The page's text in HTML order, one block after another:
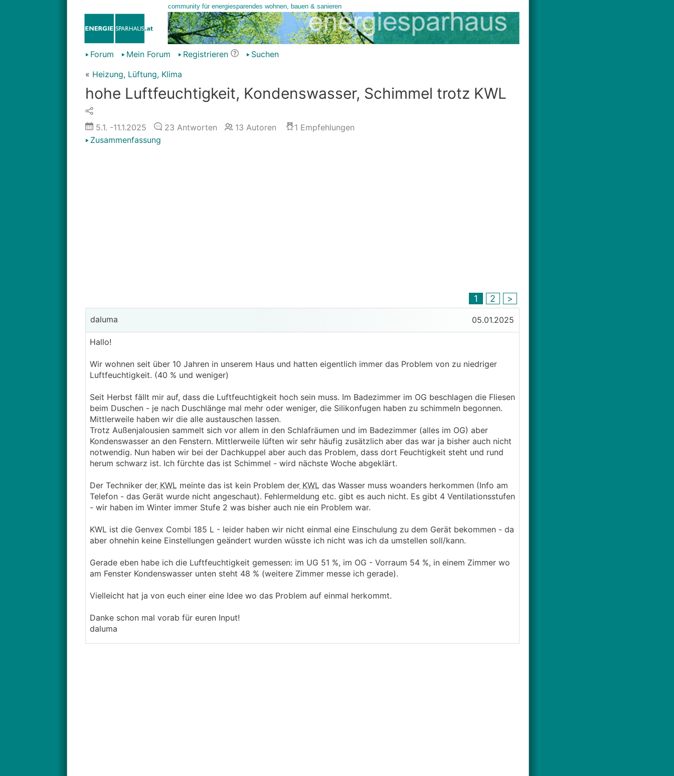
Forum Mein Forum Registrieren
Suchen
« Heizung, Lüftung, Klima
hohe Luftfeuchtigkeit, Kondenswasser, Schimmel trotz KWL
5.1. -11.1.2025 23 Antworten 13 Autoren 1 Empfehlungen
Zusammenfassung
1 2 >
daluma 05.01.2025
Hallo!
Wir wohnen seit über 10 Jahren in unserem Haus und hatten eigentlich immer das Problem von zu niedriger
Luftfeuchtigkeit. (40 % und weniger)
Seit Herbst fällt mir auf, dass die Luftfeuchtigkeit hoch sein muss. Im Badezimmer im OG beschlagen die Fliesen
beim Duschen - je nach Duschlänge mal mehr oder weniger, die Silikonfugen haben zu schimmeln begonnen.
Mittlerweile haben wir die alle austauschen lassen.
Trotz Außenjalousien sammelt sich vor allem in den Schlafräumen und im Badezimmer (alles im OG) aber
Kondenswasser an den Fenstern. Mittlerweile lüften wir sehr häufig zusätzlich aber das war ja bisher auch nicht
notwendig. Nun haben wir bei der Dachkuppel aber auch das Problem, dass dort Feuchtigkeit steht und rund
herum schwarz ist. Ich fürchte das ist Schimmel - wird nächste Woche abgeklärt.
Der Techniker derKWLmeinte das ist kein Problem derKWLdas Wasser muss woanders herkommen (Info am
Telefon - das Gerät wurde nicht angeschaut). Fehlermeldung etc. gibt es auch nicht. Es gibt 4 Ventilationsstufen
- wir haben im Winter immer Stufe 2 was bisher auch nie ein Problem war.
KWL ist die Genvex Combi 185 L - leider haben wir nicht einmal eine Einschulung zu dem Gerät bekommen - da
aber ohnehin keine Einstellungen geändert wurden wüsste ich nicht was ich da umstellen soll/kann.
Gerade eben habe ich die Luftfeuchtigkeit gemessen: im UG 51 %, im OG - Vorraum 54 %, in einem Zimmer wo
am Fenster Kondenswasser unten steht 48 % (weitere Zimmer messe ich gerade).
Vielleicht hat ja von euch einer eine Idee wo das Problem auf einmal herkommt.
Danke schon mal vorab für euren Input!
daluma